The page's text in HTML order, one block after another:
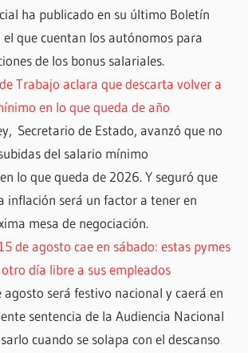
ha publicado en su último Boletín
el que cuentan los autónomos para
de los bonus salariales.
Trabajo aclara que descarta volver a
en lo que queda de año
Secretario de Estado, avanzó que no
del salario mínimo
lo que queda de 2026. Y seguró que
inflación será un factor a tener en
mesa de negociación.
de agosto cae en sábado: estas pymes
día libre a sus empleados
agosto será festivo nacional y caerá en
sentencia de la Audiencia Nacional
cuando se solapa con el descanso